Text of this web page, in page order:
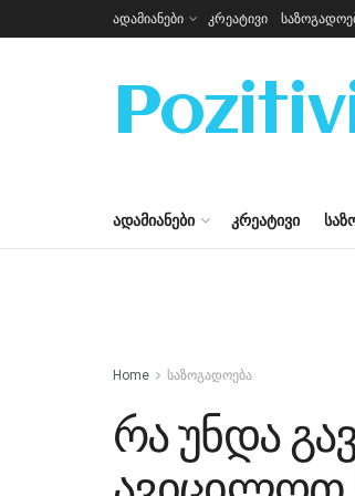
ადამიანები კრეატივი
ᲐᲓᲐᲛᲘᲐᲜᲔᲑᲘ ᲙᲠᲔᲐᲢᲘᲕᲘ
Home საზოგადოება
რა უნდა